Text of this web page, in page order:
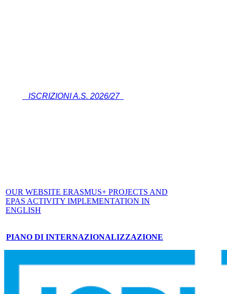
ISCRIZIONI A.S. 2026/27
OUR WEBSITE ERASMUS+ PROJECTS AND
EPAS ACTIVITY IMPLEMENTATION IN
ENGLISH
PIANO DI INTERNAZIONALIZZAZIONE